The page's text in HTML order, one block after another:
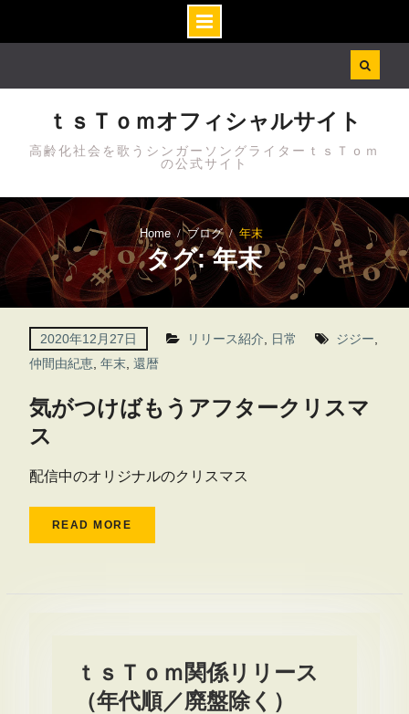
ｔｓＴｏｍオフィシャルサイト
高齢化社会を歌うシンガーソングライターｔｓＴｏｍ
の公式サイト
Home ブログ 年末
タグ: 年末
2020年12月27日 リリース紹介 日常 ジジー
仲間由紀恵, 年末, 還暦
気がつけばもうアフタークリスマ
ス
配信中のオリジナルのクリスマス
READ MORE
ｔｓＴｏｍ関係リリース
（年代順／廃盤除く）